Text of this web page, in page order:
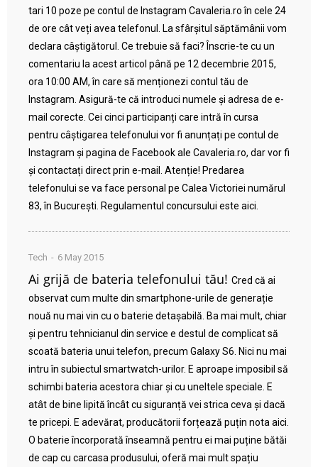
tari 10 poze pe contul de Instagram Cavaleria.ro în cele 24
de ore cât veți avea telefonul. La sfârșitul săptămânii vom
declara câștigătorul. Ce trebuie să faci? Înscrie-te cu un
comentariu la acest articol până pe 12 decembrie 2015,
ora 10:00 AM, în care să menționezi contul tău de
Instagram. Asigură-te că introduci numele și adresa de e-
mail corecte. Cei cinci participanți care intră în cursa
pentru câștigarea telefonului vor fi anunțați pe contul de
Instagram și pagina de Facebook ale Cavaleria.ro, dar vor fi
și contactați direct prin e-mail. Atenție! Predarea
telefonului se va face personal pe Calea Victoriei numărul
83, în București. Regulamentul concursului este aici.
Tech 6 May 2015
Ai grijă de bateria telefonului tău! Cred că ai
observat cum multe din smartphone-urile de generație
nouă nu mai vin cu o baterie detașabilă. Ba mai mult, chiar
și pentru tehnicianul din service e destul de complicat să
scoată bateria unui telefon, precum Galaxy S6. Nici nu mai
intru în subiectul smartwatch-urilor. E aproape imposibil să
schimbi bateria acestora chiar și cu uneltele speciale. E
atât de bine lipită încât cu siguranță vei strica ceva și dacă
te pricepi. E adevărat, producătorii forțează puțin nota aici.
O baterie încorporată înseamnă pentru ei mai puține bătăi
de cap cu carcasa produsului, oferă mai mult spațiu